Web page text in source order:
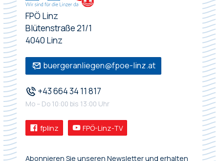
FPÖ Linz
Blütenstraße 21/1
4040 Linz
buergeranliegen@fpoe-linz.at
+43 664 34 11 817
Mo – Do 10:00 bis 13:00 Uhr
fplinz FPÖ-Linz-TV
Abonnieren Sie unseren Newsletter und erhalten